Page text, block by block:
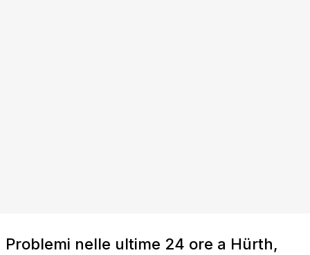
Problemi nelle ultime 24 ore a Hürth,